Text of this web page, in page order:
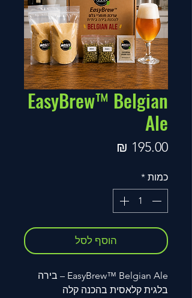
EasyBrew™ Belgian
Ale
כמות *
הוסף לסל
EasyBrew™ Belgian Ale – בירה
בלגית קלאסית בהכנה קלה